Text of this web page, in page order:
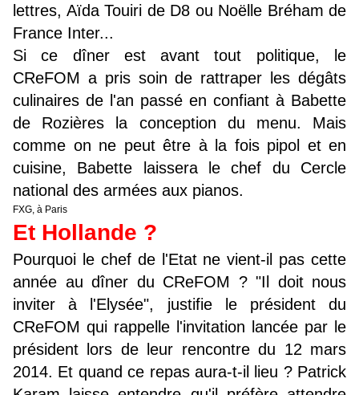
lettres, Aïda Touiri de D8 ou Noëlle Bréham de
France Inter...
Si ce dîner est avant tout politique, le
CReFOM a pris soin de rattraper les dégâts
culinaires de l'an passé en confiant à Babette
de Rozières la conception du menu. Mais
comme on ne peut être à la fois pipol et en
cuisine, Babette laissera le chef du Cercle
national des armées aux pianos.
FXG, à Paris
Et Hollande ?
Pourquoi le chef de l'Etat ne vient-il pas cette
année au dîner du CReFOM ? "Il doit nous
inviter à l'Elysée", justifie le président du
CReFOM qui rappelle l'invitation lancée par le
président lors de leur rencontre du 12 mars
2014. Et quand ce repas aura-t-il lieu ? Patrick